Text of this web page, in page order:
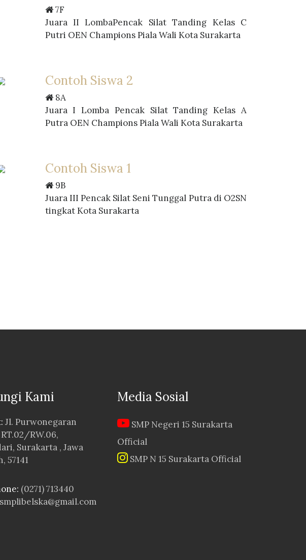
7F
Juara II LombaPencak Silat Tanding Kelas C
Putri OEN Champions Piala Wali Kota Surakarta
Contoh Siswa 2
8A
Juara I Lomba Pencak Silat Tanding Kelas A
Putra OEN Champions Piala Wali Kota Surakarta
Contoh Siswa 1
9B
Juara III Pencak Silat Seni Tunggal Putra di O2SN
tingkat Kota Surakarta
Kami
Jl. Purwonegaran
RW.06,
Surakarta , Jawa
57141
(0271) 713440
smplibelska@gmail.com
Media Sosial
SMP Negeri 15 Surakarta
Official
SMP N 15 Surakarta Official